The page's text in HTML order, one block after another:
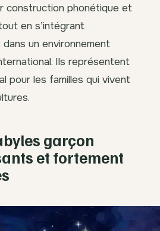
construction phonétique et
en s’intégrant
un environnement
Ils représentent
pour les familles qui vivent
garçon
et fortement